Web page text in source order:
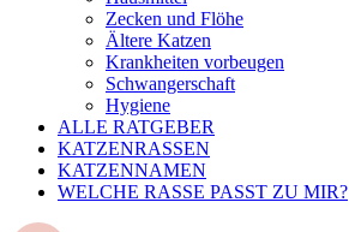
Zecken und Flöhe
Ältere Katzen
Krankheiten vorbeugen
Schwangerschaft
Hygiene
ALLE RATGEBER
KATZENRASSEN
KATZENNAMEN
WELCHE RASSE PASST ZU MIR?